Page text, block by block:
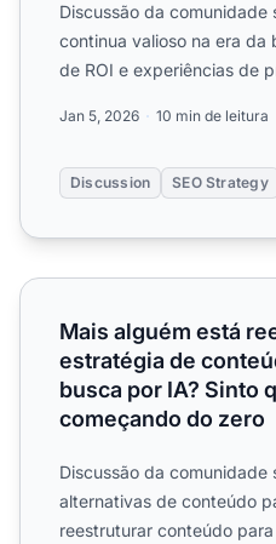
Discussão da comunidade
continua valioso na era da
de ROI e experiências de
Jan 5, 2026 10 min de leitura
Discussion SEO Strategy
Mais alguém está
Mais alguém está
estratégia de
busca por IA? Sinto
começando do zero
Discussão da comunidade
alternativas de conteúdo
reestruturar conteúdo